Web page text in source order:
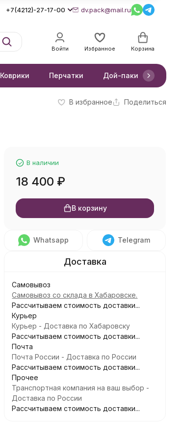
+7(4212)-27-17-00 dv.pack@mail.ru
Войти Избранное Корзина
Коврики Перчатки Дой-паки
В избранное Поделиться
В наличии
18 400 ₽
В корзину
Whatsapp Telegram
Самовывоз
Самовывоз со склада в Хабаровске.
Рассчитываем стоимость доставки...
Курьер
Курьер - Доставка по Хабаровску
Рассчитываем стоимость доставки...
Почта
Почта России - Доставка по России
Рассчитываем стоимость доставки...
Прочее
Транспортная компания на ваш выбор -
Доставка по России
Рассчитываем стоимость доставки...